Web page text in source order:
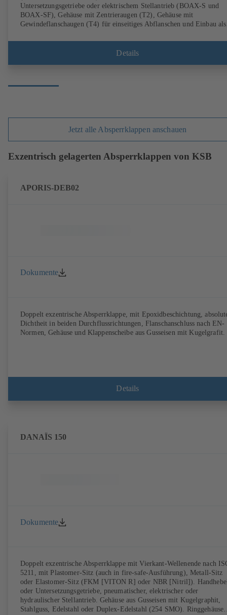
Untersetzungsgetriebe oder elektrischem Stellantrieb (BOAX-S und
BOAX-SF), Gehäuse mit Zentrieraugen (T2), Gehäuse mit
Gewindeflanschaugen (T4) für einseitiges Abflanschen und Einbau als
Details
Jetzt alle Absperrklappen anschauen
Exzentrisch gelagerten Absperrklappen von KSB
APORIS-DEB02
Dokumente
Doppelt exzentrische Absperrklappe, mit Epoxidbeschichtung,
Dichtheit in beiden Durchflussrichtungen, Flanschanschluss nach EN-
Normen, Gehäuse und Klappenscheibe aus Gusseisen mit Kugelgrafit.
Details
DANAÏS 150
Dokumente
Doppelt exzentrische Absperrklappe mit Vierkant-Wellenende nach
5211, mit Plastomer-Sitz (auch in fire-safe-Ausführung), Metall-Sitz
oder Elastomer-Sitz (FKM [VITON R] oder NBR [Nitril]).
oder Untersetzungsgetriebe, pneumatischer, elektrischer oder
hydraulischer Stellantrieb. Gehäuse aus Gusseisen mit Kugelgraphit,
Stahlguss, Edelstahl oder Duplex-Edelstahl (254 SMO). Ringgehäuse